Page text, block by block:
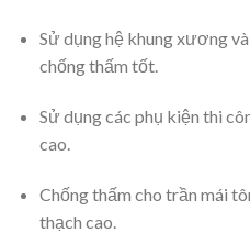
Sử dụng hệ khung xương
chống thấm tốt.
Sử dụng các phụ kiện thi
cao.
Chống thấm cho trần mái
thạch cao.